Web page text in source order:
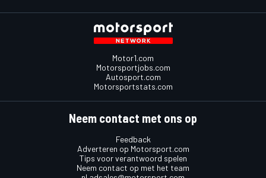
Motor1.com
Motorsportjobs.com
Autosport.com
Motorsportstats.com
Neem contact met ons op
Feedback
Adverteren op Motorsport.com
Tips voor verantwoord spelen
Neem contact op met het team